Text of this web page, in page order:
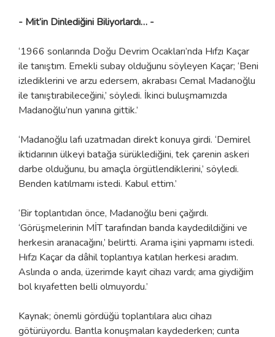
- Mit’in Dinlediğini Biliyorlardı… -
‘1966 sonlarında Doğu Devrim Ocakları’nda Hıfzı Kaçar
ile tanıştım. Emekli subay olduğunu söyleyen Kaçar; ‘Beni
izlediklerini ve arzu edersem, akrabası Cemal Madanoğlu
ile tanıştırabileceğini,’ söyledi. İkinci buluşmamızda
Madanoğlu’nun yanına gittik.’
‘Madanoğlu lafı uzatmadan direkt konuya girdi. ‘Demirel
iktidarının ülkeyi batağa sürüklediğini, tek çarenin askeri
darbe olduğunu, bu amaçla örgütlendiklerini,’ söyledi.
Benden katılmamı istedi. Kabul ettim.’
‘Bir toplantıdan önce, Madanoğlu beni çağırdı.
‘Görüşmelerinin MİT tarafından banda kaydedildiğini ve
herkesin aranacağını,’ belirtti. Arama işini yapmamı istedi.
Hıfzı Kaçar da dâhil toplantıya katılan herkesi aradım.
Aslında o anda, üzerimde kayıt cihazı vardı; ama giydiğim
bol kıyafetten belli olmuyordu.’
Kaynak; önemli gördüğü toplantılara alıcı cihazı
götürüyordu. Bantla konuşmaları kaydederken; cunta